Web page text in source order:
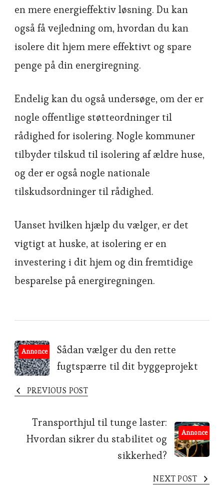
en mere energieffektiv løsning. Du kan
også få vejledning om, hvordan du kan
isolere dit hjem mere effektivt og spare
penge på din energiregning.
Endelig kan du også undersøge, om der er
nogle offentlige støtteordninger til
rådighed for isolering. Nogle kommuner
tilbyder tilskud til isolering af ældre huse,
og der er også nogle nationale
tilskudsordninger til rådighed.
Uanset hvilken hjælp du vælger, er det
vigtigt at huske, at isolering er en
investering i dit hjem og din fremtidige
besparelse på energiregningen.
Post
Navigation
Annonce
Sådan vælger du den rette
fugtspærre til dit byggeprojekt
PREVIOUS POST
Annonce
Transporthjul til tunge laster:
Hvordan sikrer du stabilitet og
sikkerhed?
NEXT POST